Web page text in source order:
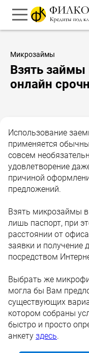
Микрозаймы
Взять
онлайн
Использование
применяется
совсем
удовлетворение
причиной
предложений.
Взять микрозаймы
лишь паспорт, при
расстоянии от
заявки и получение
посредством
Выбрать же
могла бы Вам
существующих
котором собраны
быстро и просто
анкету здесь.